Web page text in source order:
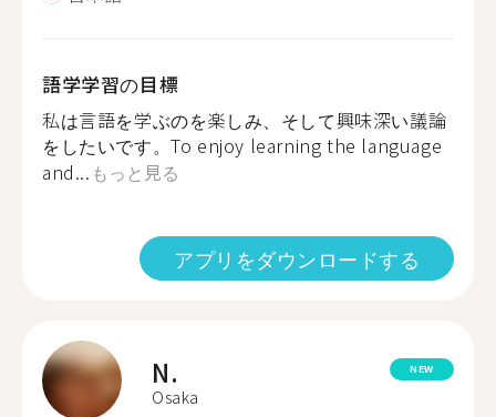
語学学習の目標
私は言語を学ぶのを楽しみ、そして興味深い議論
をしたいです。To enjoy learning the language
and... もっと見る
アプリをダウンロードする
N.
Osaka
NEW